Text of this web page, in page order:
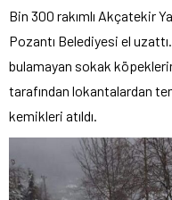
Bin 300 rakımlı Akçatekir
Pozantı Belediyesi el
bulamayan sokak
tarafından lokantalardan
kemikleri atıldı.